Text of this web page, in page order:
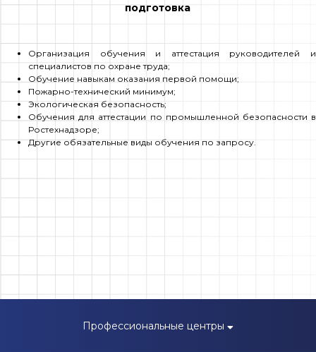
подготовка
Организация обучения и аттестация руководителей и
специалистов по охране труда;
Обучение навыкам оказания первой помощи;
Пожарно-технический минимум;
Экологическая безопасность;
Обучения для аттестации по промышленной безопасности в
Ростехнадзоре;
Другие обязательные виды обучения по запросу.
Профессиональные центры